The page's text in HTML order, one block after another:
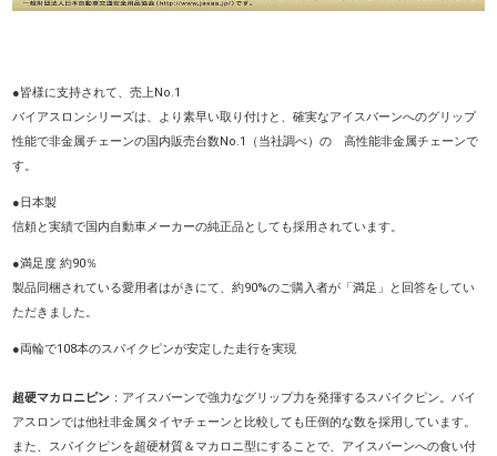
●皆様に支持されて、売上No.1
バイアスロンシリーズは、より素早い取り付けと、確実なアイスバーンへのグリップ
性能で非金属チェーンの国内販売台数No.1（当社調べ）の 高性能非金属チェーンで
す。
●日本製
信頼と実績で国内自動車メーカーの純正品としても採用されています。
●満足度 約90％
製品同梱されている愛用者はがきにて、約90%のご購入者が「満足」と回答をしてい
ただきました。
●両輪で108本のスパイクピンが安定した走行を実現
超硬マカロニピン ：アイスバーンで強力なグリップ力を発揮するスパイクピン。バイ
アスロンでは他社非金属タイヤチェーンと比較しても圧倒的な数を採用しています。
また、スパイクピンを超硬材質＆マカロニ型にすることで、アイスバーンへの食い付